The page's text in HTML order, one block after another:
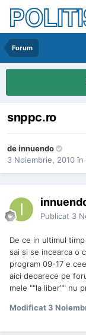
Forum
snppc.ro
deinnuendo
3 Noiembrie, 2010 în
Publicat 3
De ce in ultimul
sai si se incearca o
program 09-17 e
aici deoarece pe
mele ""la liber"" nu
Modificat3